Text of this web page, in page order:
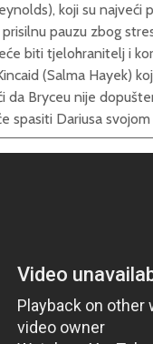
koji su
pauzu zbog
biti tjelohranitelj i
(Salma Hayek)
da Bryceu nije
spasiti Dariusa